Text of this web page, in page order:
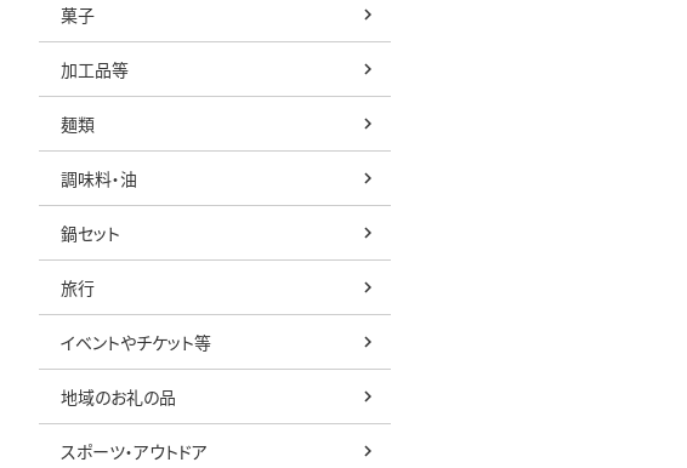
菓子
加工品等
麺類
調味料・油
鍋セット
旅行
イベントやチケット等
地域のお礼の品
スポーツ・アウトドア